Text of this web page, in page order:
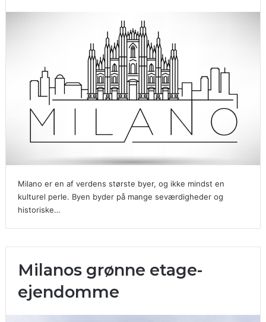
Milano er en af verdens største byer, og ikke mindst en
kulturel perle. Byen byder på mange seværdigheder og
historiske…
Milanos grønne etage-
ejendomme